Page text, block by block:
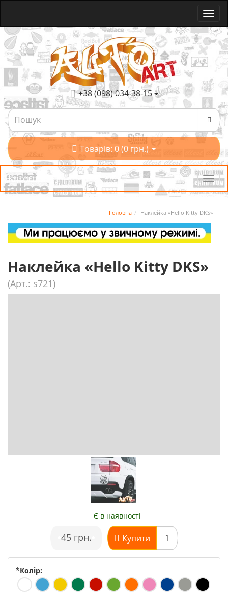
+38 (098) 034-38-15
Товарів: 0 (0 грн.)
Категорії
Головна Наклейка «Hello Kitty DKS»
Наклейка «Hello Kitty DKS»
(Арт.: s721)
Є в наявності
45 грн. Купити
*Колір: